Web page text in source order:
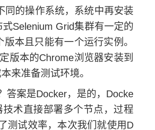
的操作系统，系统中再安装
Selenium Grid集群有一定的
本且只能有一个运行实例。
版本的Chrome浏览器安装到
来准备测试环境。
案是Docker，是的，Docke
术直接部署多个节点，过程
测试效率，本次我们就使用D